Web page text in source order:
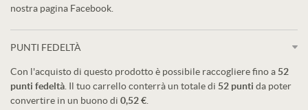
nostra pagina Facebook.
PUNTI FEDELTÀ
Con l'acquisto di questo prodotto è possibile raccogliere fino a 52
punti fedeltà . Il tuo carrello conterrà un totale di 52 punti da poter
convertire in un buono di 0,52 €